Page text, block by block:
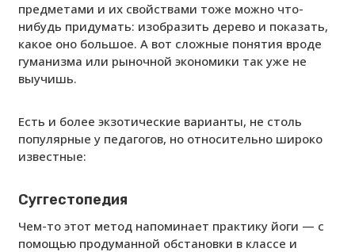
предметами и их свойствами тоже можно что-
нибудь придумать: изобразить дерево и показать,
какое оно большое. А вот сложные понятия вроде
гуманизма или рыночной экономики так уже не
выучишь.
Есть и более экзотические варианты, не столь
популярные у педагогов, но относительно широко
известные:
Суггестопедия
Чем-то этот метод напоминает практику йоги — с
помощью продуманной обстановки в классе и